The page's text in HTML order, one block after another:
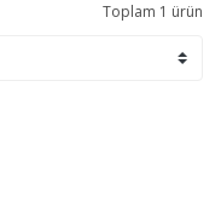
Toplam 1 ürün